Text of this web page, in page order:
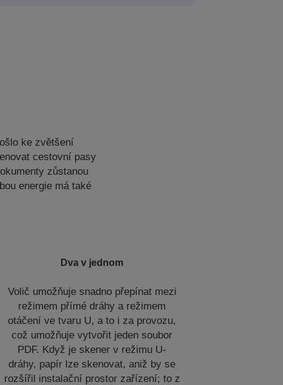
ke zvětšení
cestovní pasy
zůstanou
energie má také
Dva v jednom
Volič umožňuje snadno přepínat mezi
režimem přímé dráhy a režimem
otáčení ve tvaru U, a to i za provozu,
což umožňuje vytvořit jeden soubor
PDF. Když je skener v režimu U-
dráhy, papír lze skenovat, aniž by se
rozšířil instalační prostor zařízení; to z